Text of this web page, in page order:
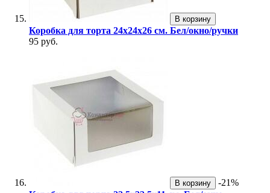
В корзину
Коробка для торта 24х24х26 см. Бел/окно/ручки
95 руб.
В корзину
-21%